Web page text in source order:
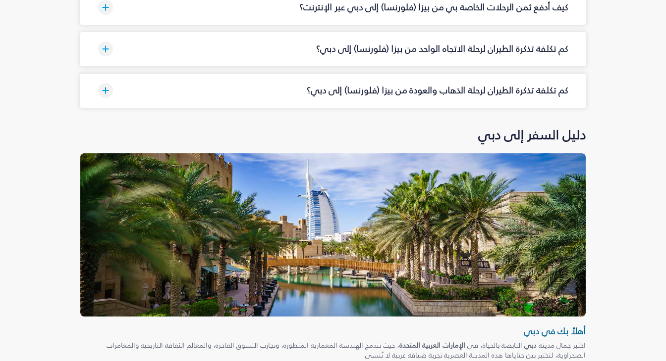
كيف أدفع ثمن الرحلات الخاصة بي من بيزا (فلورنسا) إلى دبي عبر الإنترنت؟
كم تكلفة تذكرة الطيران لرحلة الاتجاه الواحد من بيزا (فلورنسا) إلى دبي؟
كم تكلفة تذكرة الطيران لرحلة الذهاب والعودة من بيزا (فلورنسا) إلى دبي؟
دليل السفر إلى دبي
أهلاً بك في دبي
اختبر جمال مدينةدبي النابضة بالحياة، في الإمارات العربية المتحدة، حيث تندمج الهندسة المعمارية المتطورة، وتجارب التسوق الفاخرة، والمعالم الثقافة التاريخية والمغامرات
الصحراوية، لتختبر بين حناياها هذه المدينة العصرية تجربة ضيافة عربية لا تُنسى